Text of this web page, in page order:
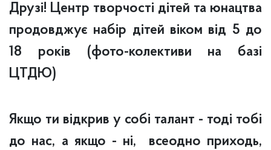
Друзі! Центр творчості дітей та юнацтва
продовджує набір дітей віком від 5 до
18 років (фото-колективи на базі
ЦТДЮ)
Якщо ти відкрив у собі талант - тоді тобі
до нас, а якщо - ні, всеодно приходь,